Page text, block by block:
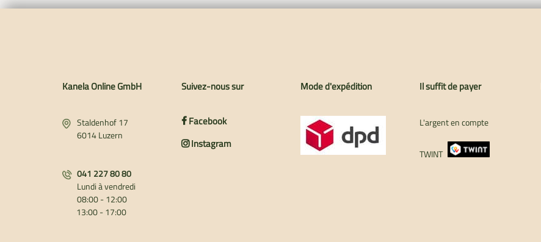
Kanela Online GmbH
Staldenhof 17
6014 Luzern
041 227 80 80
Lundi à vendredi
08:00 - 12:00
13:00 - 17:00
Suivez-nous sur
Facebook
Instagram
Mode d'expédition Il suffit de payer
L'argent en compte
TWINT